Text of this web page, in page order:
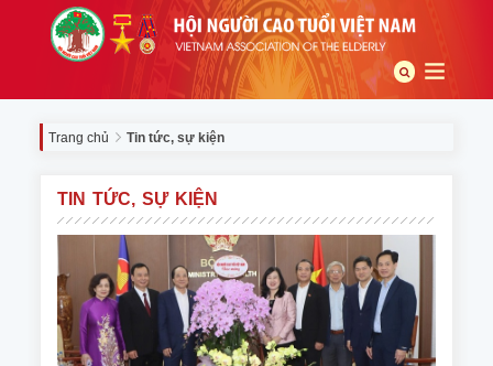
Trang chủ Tin tức, sự kiện
TIN TỨC, SỰ KIỆN